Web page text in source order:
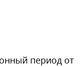
период от